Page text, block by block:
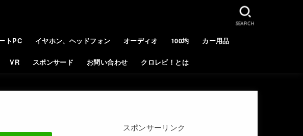
トPC イヤホン、ヘッドフォン オーディオ 100均 カー用品
VR スポンサード お問い合わせ クロレビ！とは
SEARCH
スポンサーリンク